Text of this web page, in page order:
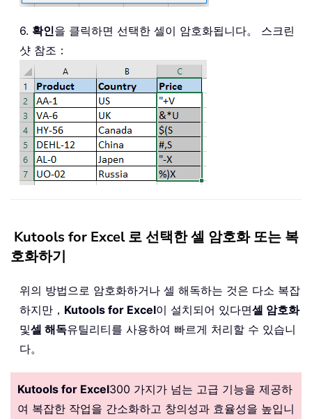
Dim xCell As Range
    xTxt
= ActiveWindow .
Set xRg = Application
Set
xRg Application
If xRg Is Nothing Then
    xPsd
= InputBox("Enter password:"
If xPsd = "" Then
        MsgBox
"Password cannot be
Exit
Sub
End If
If xRet > 0 Then
        xEnc
If
xCell.Value <
Then
                xCell
. Value
End
If
Next
End Sub
6. 확인을 클릭하면 선택한 셀이 암호화됩니다。 스크린
샷 참조：
Kutools for Excel 로 선택한 셀 암호화 또는 복
호화하기
위의 방법으로 암호화하거나 셀 해독하는 것은 다소 복잡
하지만， Kutools for Excel이 설치되어 있다면셀 암호화
및셀 해독유틸리티를 사용하여 빠르게 처리할 수 있습니
다。
Kutools for Excel300 가지가 넘는 고급 기능을 제공하
여 복잡한 작업을 간소화하고 창의성과 효율성을 높입니